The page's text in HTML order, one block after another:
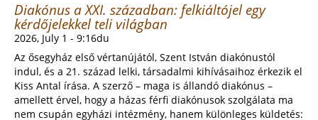
Diakónus a XXI. században: felkiáltójel egy
kérdőjelekkel teli világban
2026, July 1 - 9:16du
Az ősegyház első vértanújától, Szent István diakónustól
indul, és a 21. század lelki, társadalmi kihívásaihoz érkezik el
Kiss Antal írása. A szerző – maga is állandó diakónus –
amellett érvel, hogy a házas férfi diakónusok szolgálata ma
nem csupán egyházi intézmény, hanem különleges küldetés: